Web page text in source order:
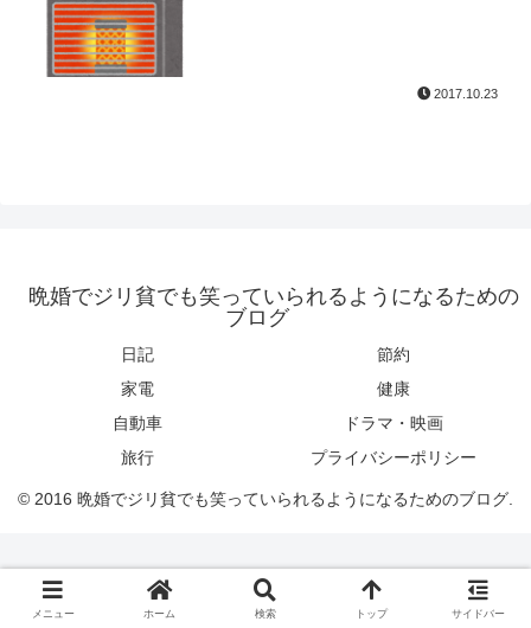
2017.10.23
晩婚でジリ貧でも笑っていられるようになるための
ブログ
日記
節約
家電
健康
自動車
ドラマ・映画
旅行
プライバシーポリシー
© 2016 晩婚でジリ貧でも笑っていられるようになるためのブログ.
メニュー ホーム 検索 トップ サイドバー